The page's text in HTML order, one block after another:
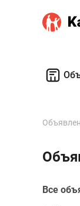
Все